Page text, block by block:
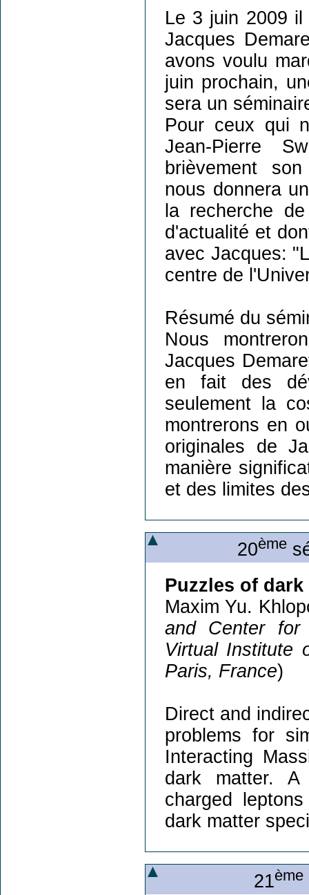
Le 3 juin 2009
Jacques
avons voulu
juin prochain,
sera un
Pour ceux qui
Jean-Pierre
brièvement
nous donnera
la recherche
d'actualité et
avec Jacques:
centre de
Résumé du
Nous
Jacques
en fait des
seulement la
montrerons en
originales de
manière
et des limites
20ème
Puzzles of
Maxim Yu.
and Center for
Virtual Institute
Paris, France)
Direct and
problems for
Interacting
dark matter.
charged
dark matter
21ème